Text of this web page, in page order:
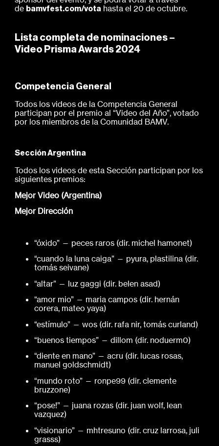
de bamvfest.com/vota hasta el 20 de octubre.
Lista completa de nominaciones –
Video Prisma Awards 2024
Competencia General
Todos los videos de la Competencia General
participan por el premio al “Video del Año”, votado
por los miembros de la Comunidad BAMV.
Sección Argentina
Todos los videos de esta Sección participan por los
siguientes premios:
Mejor Video (Argentina)
Mejor Dirección
“óxido” — peces raros (dir. michel hamonet)
“cuando la luna caiga” — pyura, plastilina (dir.
tomás seivane)
“altar” — luz gaggi (dir. belen asad)
“amor mio” — maria campos (dir. hernán
corera, mateo yaya)
“estímulo” — wos (dir. rafa nir, tomás curland)
“buenos tiempos” — dillom (dir. noduerm0)
“diente en mano” — acru (dir. lucas rosas,
manuel goldschmidt)
“mundo roto” — ronpe99 (dir. clemente
bruzzone)
“pose!” — juana rozas (dir. juan wolf, lean
vazquez)
“visionario” — mhtresuno (dir. cruz larrosa, juli
grasss)